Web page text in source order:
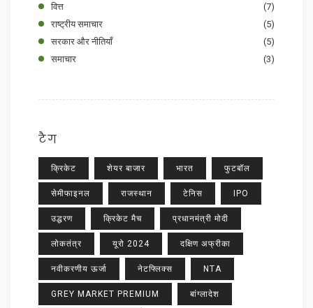
वित्त
(7)
राष्ट्रीय समाचार
(5)
सरकार और नीतियाँ
(5)
समाचार
(3)
टैग
क्रिकेट शेयर बाजार भारत फुटबॉल
सेमीफाइनल राजस्थान टेनिस IPO
उद्धरण क्रिकेट मैच प्रधानमंत्री मोदी
लोकतंत्र यूरो 2024 दक्षिण अफ्रीका
नवीकरणीय ऊर्जा नेटफ्लिक्स NTA
GREY MARKET PREMIUM बांग्लादेश